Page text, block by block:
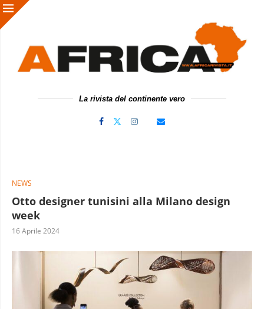
La rivista del continente vero
NEWS
Otto designer tunisini alla Milano design
week
16 Aprile 2024